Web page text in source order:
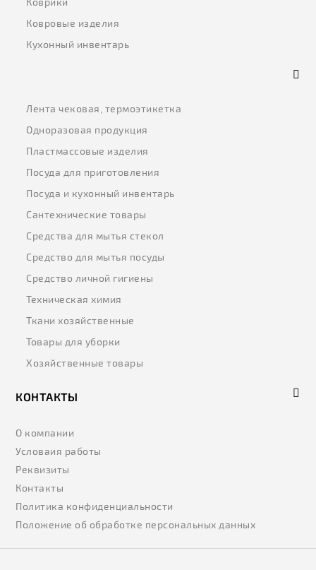
Ковровые изделия
Кухонный инвентарь
Лента чековая, термоэтикетка
Одноразовая продукция
Пластмассовые изделия
Посуда для приготовления
Посуда и кухонный инвентарь
Сантехнические товары
Средства для мытья стекол
Средство для мытья посуды
Средство личной гигиены
Техническая химия
Ткани хозяйственные
Товары для уборки
Хозяйственные товары
КОНТАКТЫ
О компании
Условаия работы
Реквизиты
Контакты
Политика конфиденциальности
Положение об обработке персональных данных